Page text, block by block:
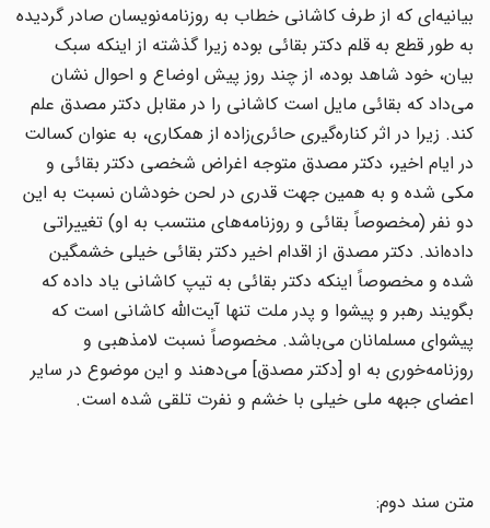
بیانیه‌ای که از طرف کاشانی خطاب به روزنامه‌نویسان صادر گردیده
به طور قطع به قلم دکتر بقائی بوده زیرا گذشته از اینکه سبک
بیان، خود شاهد بوده، از چند روز پیش اوضاع و احوال نشان
می‌داد که بقائی مایل است کاشانی را در مقابل دکتر مصدق علم
کند. زیرا در اثر کناره‌گیری حائری‌زاده از همکاری، به عنوان کسالت
در ایام اخیر، دکتر مصدق متوجه اغراض شخصی دکتر بقائی و
مکی شده و به همین جهت قدری در لحن خودشان نسبت به این
دو نفر (مخصوصاً بقائی و روزنامه‌های منتسب به او) تغییراتی
داده‌اند. دکتر مصدق از اقدام اخیر دکتر بقائی خیلی خشمگین
شده و مخصوصاً اینکه دکتر بقائی به تیپ کاشانی یاد داده که
بگویند رهبر و پیشوا و پدر ملت تنها آیت‌الله کاشانی است که
پیشوای مسلمانان می‌باشد. مخصوصاً نسبت لامذهبی و
روزنامه‌خوری به او [دکتر مصدق] می‌دهند و این موضوع در سایر
اعضای جبهه ملی خیلی با خشم و نفرت تلقی شده است.
متن سند دوم: